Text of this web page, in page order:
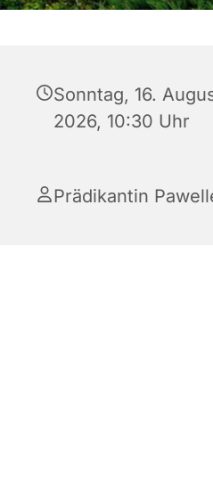
Sonntag, 16.
2026, 10:30 Uhr
Prädikantin